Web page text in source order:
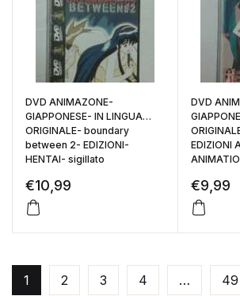
DVD ANIMAZONE-
GIAPPONESE- IN LINGUA
ORIGINALE- boundary
between 2- EDIZIONI-
HENTAI- sigillato
€10,99
DVD
EDIZIONI
€9,99
1 2 3 4 … 49